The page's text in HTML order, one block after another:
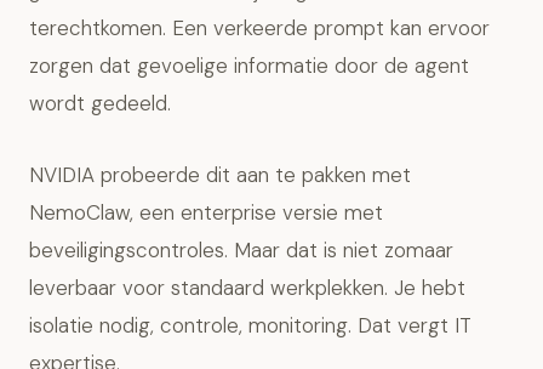
terechtkomen. Een verkeerde prompt kan ervoor
zorgen dat gevoelige informatie door de agent
wordt gedeeld.
NVIDIA probeerde dit aan te pakken met
NemoClaw, een enterprise versie met
beveiligingscontroles. Maar dat is niet zomaar
leverbaar voor standaard werkplekken. Je hebt
isolatie nodig, controle, monitoring. Dat vergt IT
expertise.